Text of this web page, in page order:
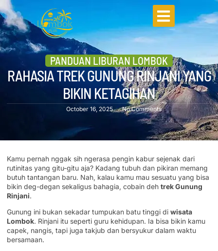
PANDUAN LIBURAN LOMBOK
RAHASIA TREK GUNUNG RINJANI YANG
BIKIN KETAGIHAN
October 16, 2025 No Comments
Kamu pernah nggak sih ngerasa pengin kabur sejenak dari
rutinitas yang gitu-gitu aja? Kadang tubuh dan pikiran memang
butuh tantangan baru. Nah, kalau kamu mau sesuatu yang bisa
bikin deg-degan sekaligus bahagia, cobain deh trek Gunung
Rinjani.
Gunung ini bukan sekadar tumpukan batu tinggi di wisata
Lombok. Rinjani itu seperti guru kehidupan. Ia bisa bikin kamu
capek, nangis, tapi juga takjub dan bersyukur dalam waktu
bersamaan.